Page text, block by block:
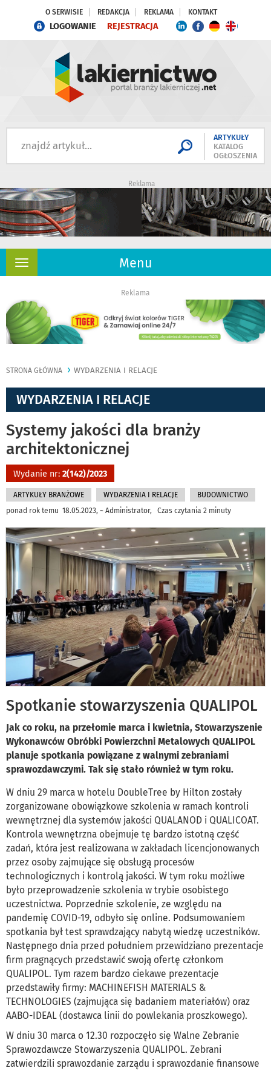
O SERWISIE REDAKCJA REKLAMA KONTAKT
LOGOWANIE REJESTRACJA
ARTYKUŁY
KATALOG
OGŁOSZENIA
Reklama
Menu
Rozwiń
Reklama
STRONA GŁÓWNA WYDARZENIA I RELACJE
WYDARZENIA I RELACJE
Systemy jakości dla branży
architektonicznej
Wydanie nr: 2(142)/2023
ARTYKUŁY BRANŻOWE WYDARZENIA I RELACJE
BUDOWNICTWO
ponad rok temu 18.05.2023, ~ Administrator, Czas czytania 2 minuty
Spotkanie stowarzyszenia QUALIPOL
Jak co roku, na przełomie marca i kwietnia, Stowarzyszenie
Wykonawców Obróbki Powierzchni Metalowych QUALIPOL
planuje spotkania powiązane z walnymi zebraniami
sprawozdawczymi. Tak się stało również w tym roku.
W dniu 29 marca w hotelu DoubleTree by Hilton zostały
zorganizowane obowiązkowe szkolenia w ramach kontroli
wewnętrznej dla systemów jakości QUALANOD i QUALICOAT.
Kontrola wewnętrzna obejmuje tę bardzo istotną część
zadań, która jest realizowana w zakładach licencjonowanych
przez osoby zajmujące się obsługą procesów
technologicznych i kontrolą jakości. W tym roku możliwe
było przeprowadzenie szkolenia w trybie osobistego
uczestnictwa. Poprzednie szkolenie, ze względu na
pandemię COVID-19, odbyło się online. Podsumowaniem
spotkania był test sprawdzający nabytą wiedzę uczestników.
Następnego dnia przed południem przewidziano prezentacje
firm pragnących przedstawić swoją ofertę członkom
QUALIPOL. Tym razem bardzo ciekawe prezentacje
przedstawiły firmy: MACHINEFISH MATERIALS &
TECHNOLOGIES (zajmująca się badaniem materiałów) oraz
AABO-IDEAL (dostawca linii do powlekania proszkowego).
W dniu 30 marca o 12.30 rozpoczęło się Walne Zebranie
Sprawozdawcze Stowarzyszenia QUALIPOL. Zebrani
zatwierdzili sprawozdanie zarządu i sprawozdanie finansowe